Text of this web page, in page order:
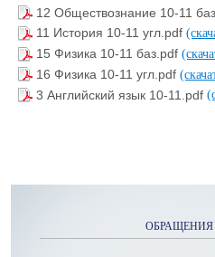
12 Обществознание 10-11
11 История 10-11 угл.pdf
15 Физика 10-11 баз.pdf
16 Физика 10-11 угл.pdf
3 Английский язык 10-11.pdf